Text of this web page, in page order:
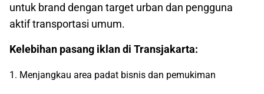
untuk brand dengan target urban dan pengguna
aktif transportasi umum.
Kelebihan pasang iklan di Transjakarta:
1. Menjangkau area padat bisnis dan pemukiman